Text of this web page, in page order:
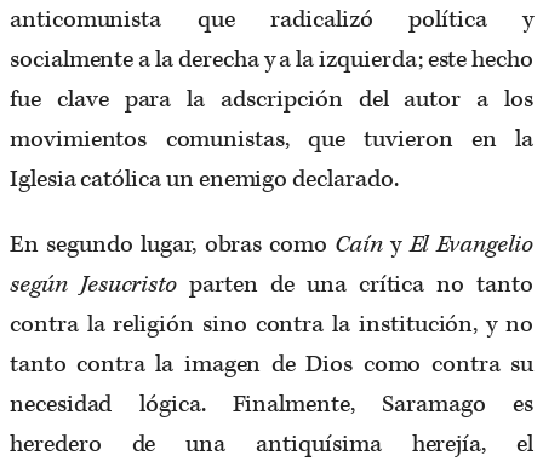
anticomunista que radicalizó política y
socialmente a la derecha y a la izquierda; este hecho
fue clave para la adscripción del autor a los
movimientos comunistas, que tuvieron en la
Iglesia católica un enemigo declarado.
En segundo lugar, obras como CaínyEl Evangelio
según Jesucristo parten de una crítica no tanto
contra la religión sino contra la institución, y no
tanto contra la imagen de Dios como contra su
necesidad lógica. Finalmente, Saramago es
heredero de una antiquísima herejía, el